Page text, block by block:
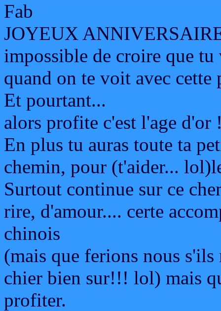
Fab
JOYEUX
impossible de croire que
quand on te voit avec
Et pourtant...
alors profite c'est l'age d'or
En plus tu auras toute ta
chemin, pour (t'aider...
Surtout continue sur ce
rire, d'amour.... certe
chinois
(mais que ferions nous s'ils
chier bien sur!!! lol) mais
profiter.